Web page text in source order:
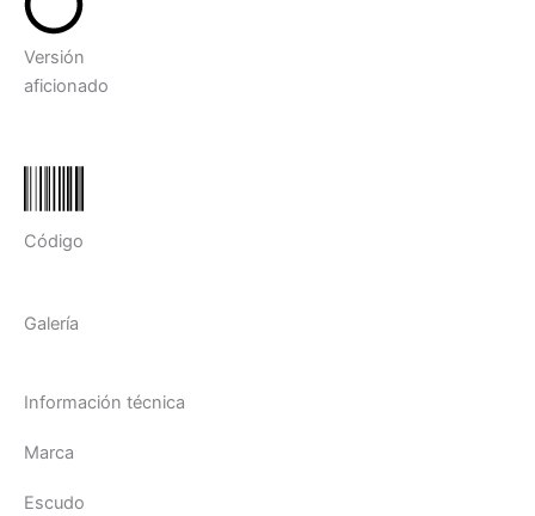
Versión
aficionado
Código
Galería
Información técnica
Marca
Escudo